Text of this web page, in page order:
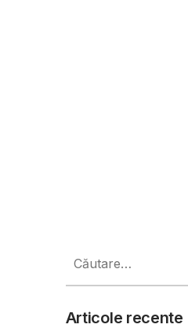
după:
Articole recente